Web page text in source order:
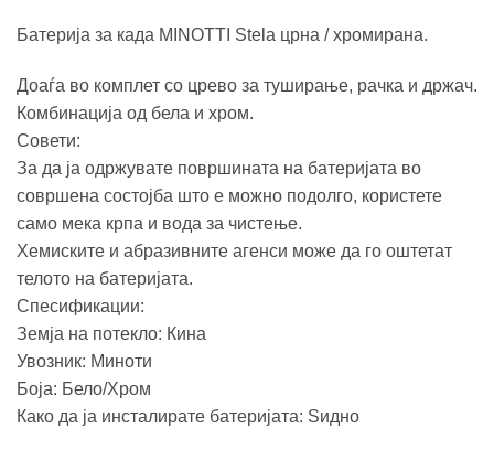
Батерија за када MINOTTI Stela црна / хромирана.
Доаѓа во комплет со црево за туширање, рачка и држач.
Комбинација од бела и хром.
Совети:
За да ја одржувате површината на батеријата во
совршена состојба што е можно подолго, користете
само мека крпа и вода за чистење.
Хемиските и абразивните агенси може да го оштетат
телото на батеријата.
Спесификации:
Земја на потеклo: Кина
Увозник: Миноти
Боја: Бело/Хром
Како да ја инсталирате батеријата: Ѕидно